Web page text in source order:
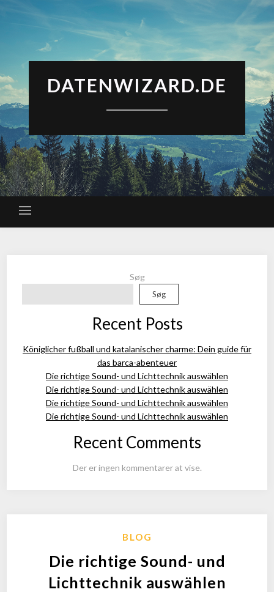
DATENWIZARD.DE
Søg
Søg
Recent Posts
Königlicher fußball und katalanischer charme: Dein guide für
das barca-abenteuer
Die richtige Sound- und Lichttechnik auswählen
Die richtige Sound- und Lichttechnik auswählen
Die richtige Sound- und Lichttechnik auswählen
Die richtige Sound- und Lichttechnik auswählen
Recent Comments
Der er ingen kommentarer at vise.
BLOG
Die richtige Sound- und
Lichttechnik auswählen